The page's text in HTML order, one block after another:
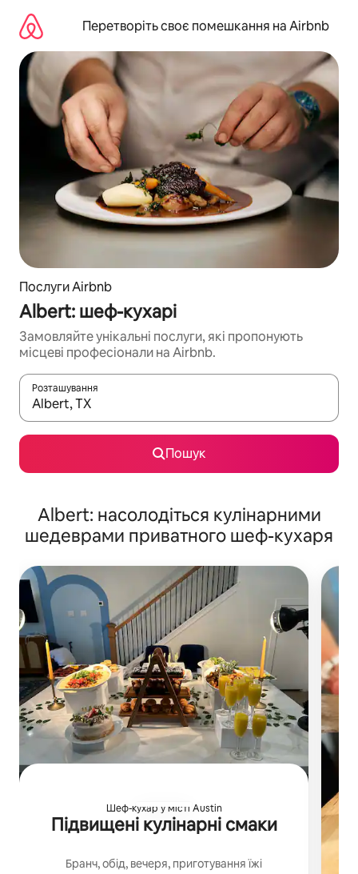
вмісту
Перетворіть своє помешкання на Airbnb
Послуги Airbnb
Albert: шеф-кухарі
Замовляйте унікальні послуги, які пропонують
місцеві професіонали на Airbnb.
Розташування
Отримавши результати пошуку, використовуйте для
Пошук
Albert: насолодіться кулінарними
шедеврами приватного шеф-кухаря
Шеф-кухар у місті Austin
Підвищені кулінарні смаки
Бранч, обід, вечеря, приготування їжі